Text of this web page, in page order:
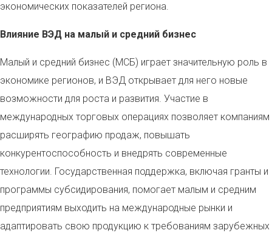
экономических показателей региона.
Влияние ВЭД на малый и средний бизнес
Малый и средний бизнес (МСБ) играет значительную роль в
экономике регионов, и ВЭД открывает для него новые
возможности для роста и развития. Участие в
международных торговых операциях позволяет компаниям
расширять географию продаж, повышать
конкурентоспособность и внедрять современные
технологии. Государственная поддержка, включая гранты и
программы субсидирования, помогает малым и средним
предприятиям выходить на международные рынки и
адаптировать свою продукцию к требованиям зарубежных